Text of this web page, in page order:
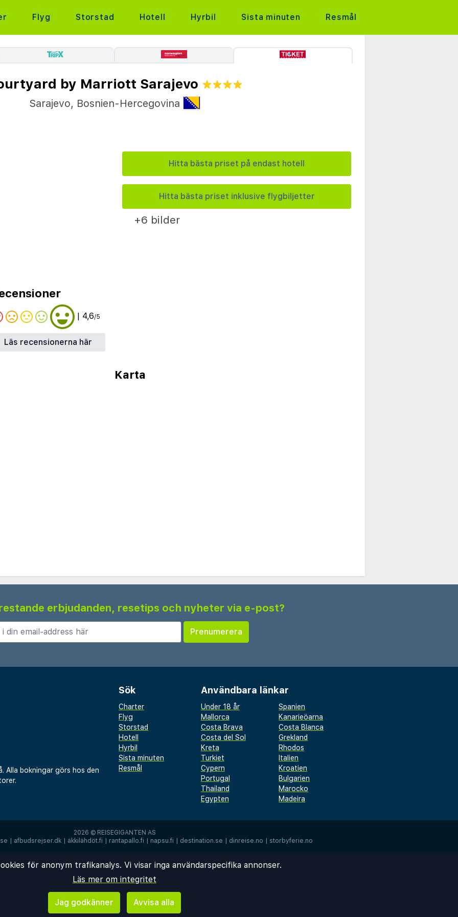
Flyg Storstad Hotell Hyrbil Sista minuten Resmål
by Marriott Sarajevo
Sarajevo, Bosnien-Hercegovina
Hitta bästa priset på endast hotell
Hitta bästa priset inklusive flygbiljetter
+6 bilder
| 4,6/5
Läs recensionerna här
Karta
erbjudanden, resetips och nyheter via e-post?
Alla bokningar görs hos den
Sök
Charter
Flyg
Storstad
Hotell
Hyrbil
Sista minuten
Resmål
Användbara länkar
Under 18 år
Spanien
Mallorca
Kanarieöarna
Costa Brava
Costa Blanca
Costa del Sol
Grekland
Kreta
Rhodos
Turkiet
Italien
Cypern
Kroatien
Portugal
Bulgarien
Thailand
Marocko
Egypten
Madeira
2026 © REISEGIGANTEN AS
afbudsrejser.dk äkkilähdöt.fi rantapallo.fi napsu.fi destination.se dinreise.no storbyferie.no
för anonym trafikanalys. Vi visar inga användarspecifika annonser.
Läs mer om integritet
Jag godkänner Avvisa alla